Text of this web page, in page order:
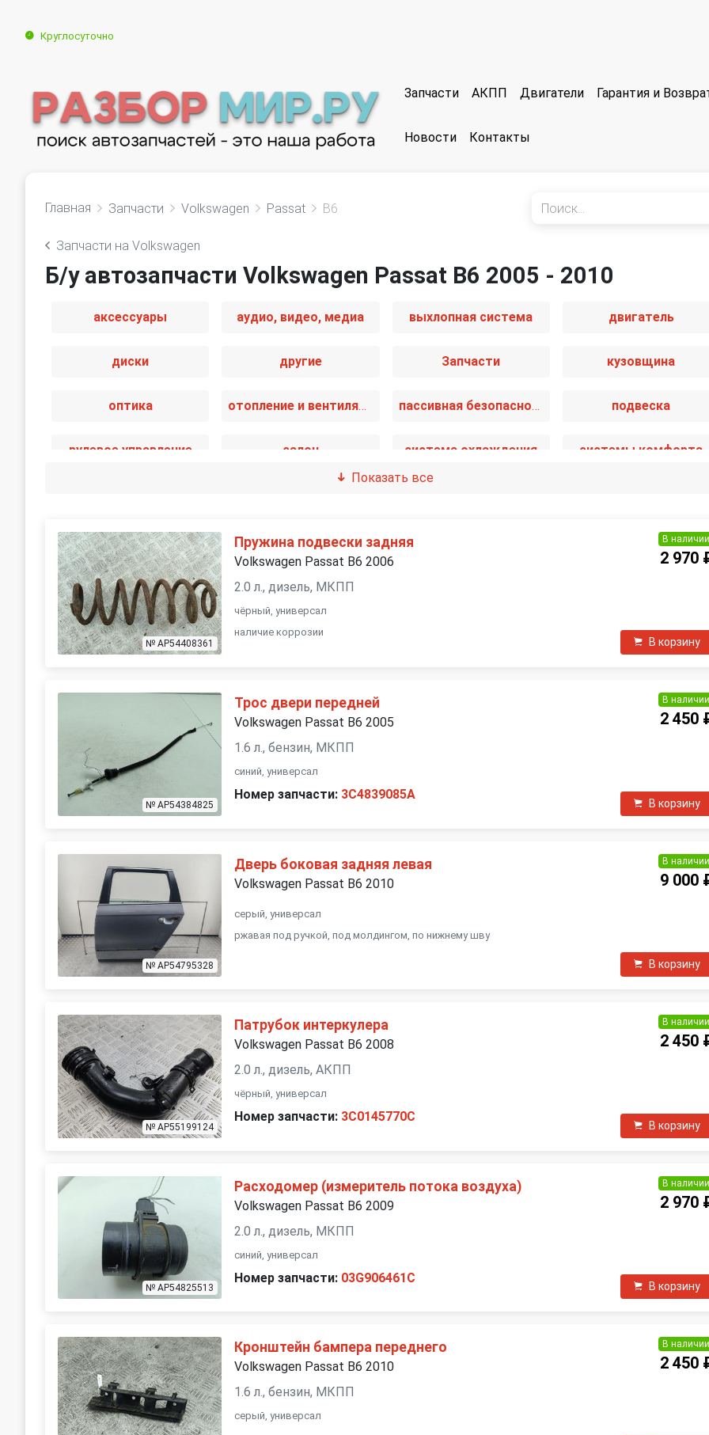
Круглосуточно
Запчасти АКПП Двигатели Гарантия и
Новости Контакты
Главная Запчасти Volkswagen Passat B6
Запчасти на Volkswagen
Б/у автозапчасти Volkswagen Passat B6 2005 - 2010
аксессуары аудио, видео, медиа выхлопная система двигатель
диски другие Запчасти кузовщина
оптика отопление и вентиляция пассивная безопасность подвеска
рулевое управление салон система охлаждения системы комфорта
трансмиссия электрика
Показать все
№ AP54408361
Пружина подвески задняя
Volkswagen Passat B6 2006
2.0 л., дизель, МКПП
чёрный, универсал
наличие коррозии
В наличии
2 970
В корзину
№ AP54384825
Трос двери передней
Volkswagen Passat B6 2005
1.6 л., бензин, МКПП
синий, универсал
Номер запчасти: 3C4839085A
В наличии
2 450
В корзину
№ AP54795328
Дверь боковая задняя левая
Volkswagen Passat B6 2010
серый, универсал
ржавая под ручкой, под молдингом, по нижнему шву
В наличии
9 000
В корзину
№ AP55199124
Патрубок интеркулера
Volkswagen Passat B6 2008
2.0 л., дизель, АКПП
чёрный, универсал
Номер запчасти: 3C0145770C
В наличии
2 450
В корзину
№ AP54825513
Расходомер (измеритель потока воздуха)
Volkswagen Passat B6 2009
2.0 л., дизель, МКПП
синий, универсал
Номер запчасти: 03G906461C
В наличии
2 970
В корзину
Кронштейн бампера переднего
Volkswagen Passat B6 2010
1.6 л., бензин, МКПП
серый, универсал
В наличии
2 450